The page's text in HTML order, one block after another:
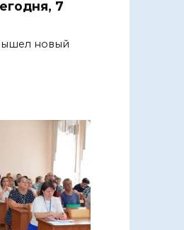
7
новый